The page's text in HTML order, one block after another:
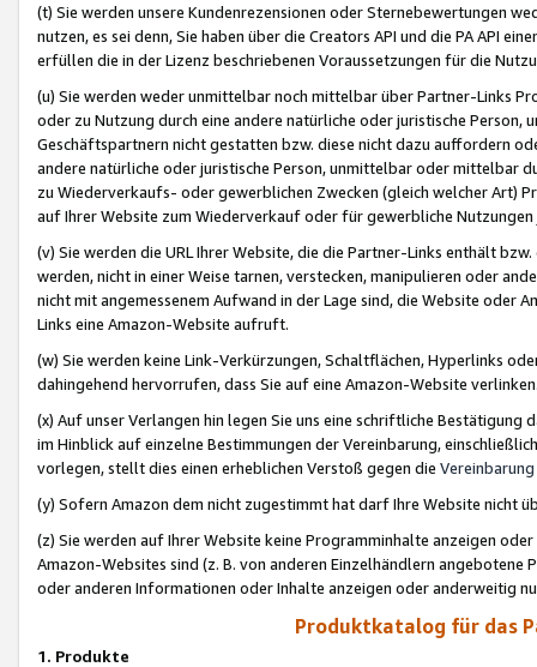
(t) Sie werden unsere Kundenrezensionen oder Sternebewertungen
nutzen, es sei denn, Sie haben über die Creators API und die PA API
erfüllen die in der Lizenz beschriebenen Voraussetzungen für die
(u) Sie werden weder unmittelbar noch mittelbar über Partner-Links
oder zu Nutzung durch eine andere natürliche oder juristische
Geschäftspartnern nicht gestatten bzw. diese nicht dazu auffordern
andere natürliche oder juristische Person, unmittelbar oder mittelbar
zu Wiederverkaufs- oder gewerblichen Zwecken (gleich welcher Art)
auf Ihrer Website zum Wiederverkauf oder für gewerbliche
(v) Sie werden die URL Ihrer Website, die die Partner-Links enthält
werden, nicht in einer Weise tarnen, verstecken, manipulieren oder
nicht mit angemessenem Aufwand in der Lage sind, die Website oder
Links eine Amazon-Website aufruft.
(w) Sie werden keine Link-Verkürzungen, Schaltflächen, Hyperlinks
dahingehend hervorrufen, dass Sie auf eine Amazon-Website
(x) Auf unser Verlangen hin legen Sie uns eine schriftliche
im Hinblick auf einzelne Bestimmungen der Vereinbarung,
vorlegen, stellt dies einen erheblichen Verstoß gegen die Vereinbarung
(y) Sofern Amazon dem nicht zugestimmt hat darf Ihre Website nicht
(z) Sie werden auf Ihrer Website keine Programminhalte anzeigen
Amazon-Websites sind (z. B. von anderen Einzelhändlern
oder anderen Informationen oder Inhalte anzeigen oder anderweitig
Produktkatalog für das
1. Produkte